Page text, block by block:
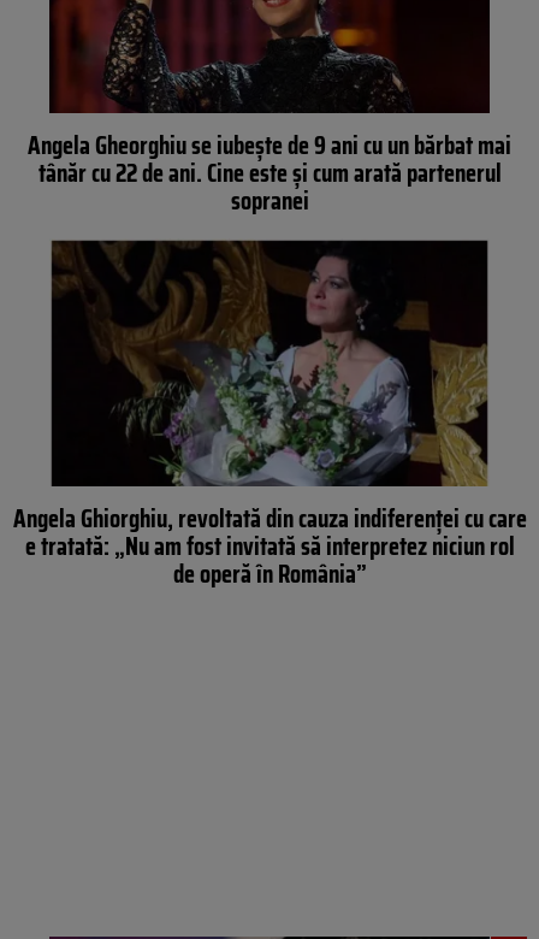
Angela Gheorghiu se iubește de 9 ani cu un bărbat mai
tânăr cu 22 de ani. Cine este și cum arată partenerul
sopranei
Angela Ghiorghiu, revoltată din cauza indiferenței cu care
e tratată: „Nu am fost invitată să interpretez niciun rol
de operă în România”